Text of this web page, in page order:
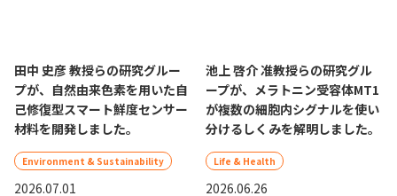
田中 史彦 教授らの研究グルー
プが、自然由来色素を用いた自
己修復型スマート鮮度センサー
材料を開発しました。
Environment & Sustainability
2026.07.01
池上 啓介 准教授らの研究グル
ープが、メラトニン受容体MT1
が複数の細胞内シグナルを使い
分けるしくみを解明しました。
Life & Health
2026.06.26